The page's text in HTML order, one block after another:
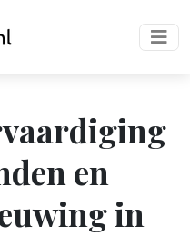
en
in